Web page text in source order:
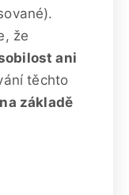
že
ani
těchto
základě